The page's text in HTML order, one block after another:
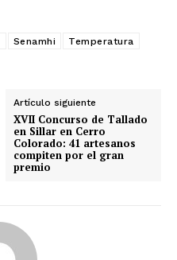
Senamhi
Temperatura
Artículo siguiente
XVII Concurso de Tallado
en Sillar en Cerro
Colorado: 41 artesanos
compiten por el gran
premio